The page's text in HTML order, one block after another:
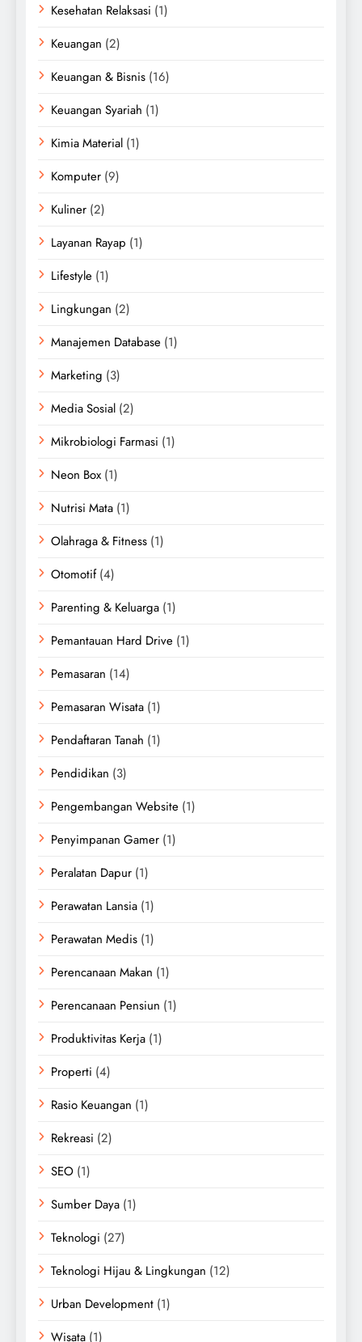
Kesehatan Relaksasi (1)
Keuangan (2)
Keuangan & Bisnis (16)
Keuangan Syariah (1)
Kimia Material (1)
Komputer (9)
Kuliner (2)
Layanan Rayap (1)
Lifestyle (1)
Lingkungan (2)
Manajemen Database (1)
Marketing (3)
Media Sosial (2)
Mikrobiologi Farmasi (1)
Neon Box (1)
Nutrisi Mata (1)
Olahraga & Fitness (1)
Otomotif(4)
Parenting & Keluarga (1)
Pemantauan Hard Drive (1)
Pemasaran (14)
Pemasaran Wisata (1)
Pendaftaran Tanah (1)
Pendidikan (3)
Pengembangan Website (1)
Penyimpanan Gamer (1)
Peralatan Dapur (1)
Perawatan Lansia (1)
Perawatan Medis (1)
Perencanaan Makan (1)
Perencanaan Pensiun (1)
Produktivitas Kerja (1)
Properti (4)
Rasio Keuangan (1)
Rekreasi (2)
SEO (1)
Sumber Daya (1)
Teknologi (27)
Teknologi Hijau & Lingkungan (12)
Urban Development (1)
Wisata (1)